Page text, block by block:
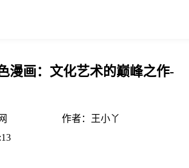
漫画：文化艺术的巅峰之作-
作者：
王小丫